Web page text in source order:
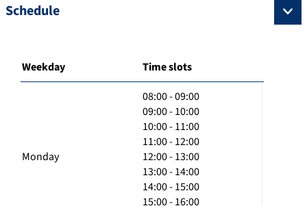
Schedule
Weekday Time slots
Monday
08:00 - 09:00
09:00 - 10:00
10:00 - 11:00
11:00 - 12:00
12:00 - 13:00
13:00 - 14:00
14:00 - 15:00
15:00 - 16:00